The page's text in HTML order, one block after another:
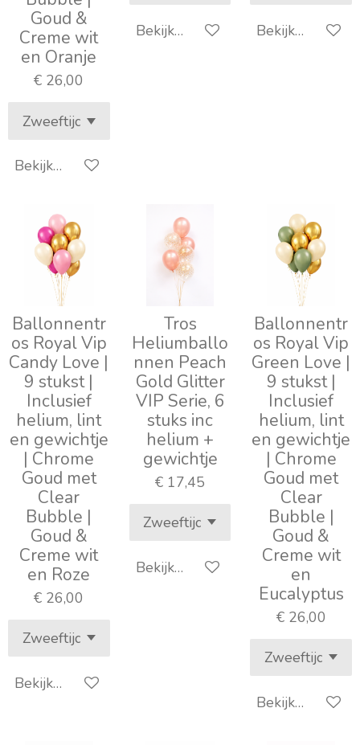
Goud &
Creme wit
en Oranje
€ 26,00
Bekijk details
Bekijk details Bekijk details
Ballonnentr
os Royal Vip
Candy Love |
9 stukst |
Inclusief
helium, lint
en gewichtje
| Chrome
Goud met
Clear
Bubble |
Goud &
Creme wit
en Roze
€ 26,00
Bekijk details
Tros
Heliumballo
nnen Peach
Gold Glitter
VIP Serie, 6
stuks inc
helium +
gewichtje
€ 17,45
Bekijk details
Ballonnentr
os Royal Vip
Green Love |
9 stukst |
Inclusief
helium, lint
en gewichtje
| Chrome
Goud met
Clear
Bubble |
Goud &
Creme wit
en
Eucalyptus
€ 26,00
Bekijk details